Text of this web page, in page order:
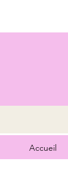
Accueil